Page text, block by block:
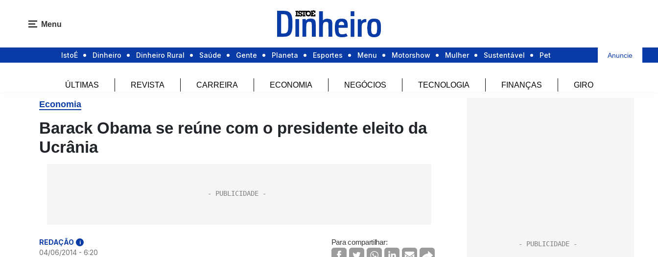
Menu
IstoÉ Dinheiro Dinheiro Rural Saúde Gente Planeta Esportes Menu Motorshow Mulher Sustentável Pet Anuncie
ÚLTIMAS REVISTA CARREIRA ECONOMIA NEGÓCIOS TECNOLOGIA FINANÇAS GIRO
Economia
Barack Obama se reúne com o presidente eleito da
Ucrânia
REDAÇÃO i
04/06/2014 - 6:20
Para compartilhar: